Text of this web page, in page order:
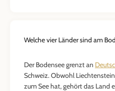
Welche vier Länder sind am
Der Bodensee grenzt an
Schweiz. Obwohl
zum See hat, gehört das Land